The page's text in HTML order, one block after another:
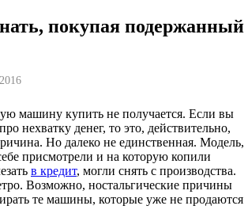
покупая подержанный
машину купить не получается. Если вы
нехватку денег, то это, действительно,
Но далеко не единственная. Модель,
присмотрели и на которую копили
в кредит, могли снять с производства.
Возможно, ностальгические причины
те машины, которые уже не продаются